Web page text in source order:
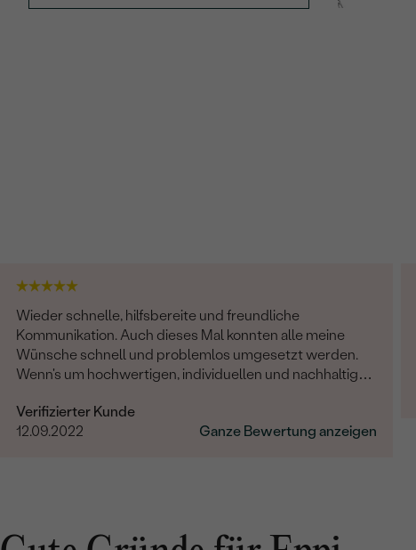
Wieder schnelle, hilfsbereite und freundliche
Kommunikation. Auch dieses Mal konnten alle meine
Wünsche schnell und problemlos umgesetzt werden.
Wenn's um hochwertigen, individuellen und nachhaltigen
Verifizierter Kunde
12.09.2022
Ganze Bewertung anzeigen